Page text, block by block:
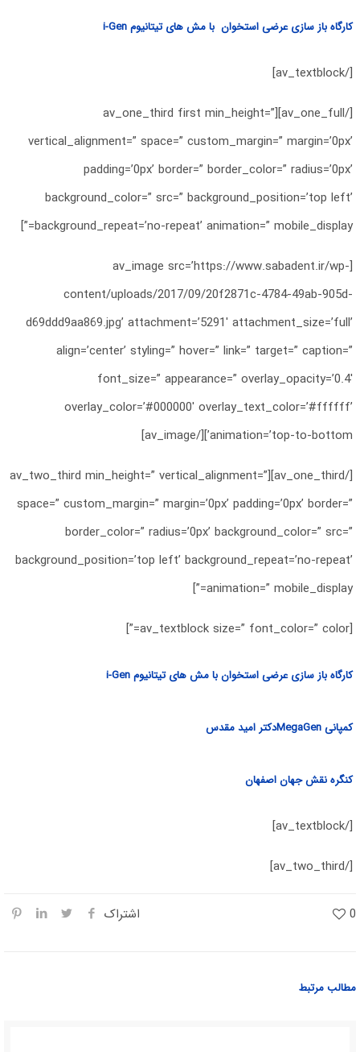
کارگاه باز سازی عرضی استخوان با مش های تیتانیوم i-Gen
[/av_textblock]
[/av_one_full][av_one_third first min_height=”
vertical_alignment=” space=” custom_margin=” margin=’0px’
padding=’0px’ border=” border_color=” radius=’0px’
background_color=” src=” background_position=’top left’
background_repeat=’no-repeat’ animation=” mobile_display=”]
[av_image src=’https://www.sabadent.ir/wp-
content/uploads/2017/09/20f2871c-4784-49ab-905d-
d69ddd9aa869.jpg’ attachment=’5291′ attachment_size=’full’
align=’center’ styling=” hover=” link=” target=” caption=”
font_size=” appearance=” overlay_opacity=’0.4′
overlay_color=’#000000′ overlay_text_color=’#ffffff’
animation=’top-to-bottom’][/av_image]
[/av_one_third][av_two_third min_height=” vertical_alignment=”
space=” custom_margin=” margin=’0px’ padding=’0px’ border=”
border_color=” radius=’0px’ background_color=” src=”
background_position=’top left’ background_repeat=’no-repeat’
animation=” mobile_display=”]
[av_textblock size=” font_color=” color=”]
کارگاه باز سازی عرضی استخوان با مش های تیتانیوم i-Gen
کمپانی MegaGenدکتر امید مقدس
کنگره نقش جهان اصفهان
[/av_textblock]
[/av_two_third]
اشتراک 0
مطالب مرتبط